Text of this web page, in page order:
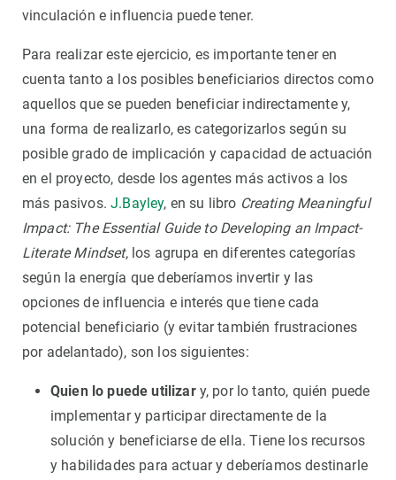
vinculación e influencia puede tener.
Para realizar este ejercicio, es importante tener en
cuenta tanto a los posibles beneficiarios directos como
aquellos que se pueden beneficiar indirectamente y,
una forma de realizarlo, es categorizarlos según su
posible grado de implicación y capacidad de actuación
en el proyecto, desde los agentes más activos a los
más pasivos.J.Bayley, en su libro Creating Meaningful
Impact: The Essential Guide to Developing an Impact-
Literate Mindset, los agrupa en diferentes categorías
según la energía que deberíamos invertir y las
opciones de influencia e interés que tiene cada
potencial beneficiario (y evitar también frustraciones
por adelantado), son los siguientes:
Quien lo puede utilizary, por lo tanto, quién puede
implementar y participar directamente de la
solución y beneficiarse de ella. Tiene los recursos
y habilidades para actuar y deberíamos destinarle